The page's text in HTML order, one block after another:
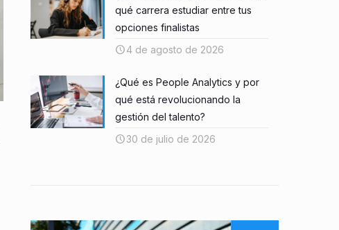
qué carrera estudiar entre tus
opciones finalistas
4 de agosto de 2026
¿Qué es People Analytics y por
qué está revolucionando la
gestión del talento?
30 de julio de 2026